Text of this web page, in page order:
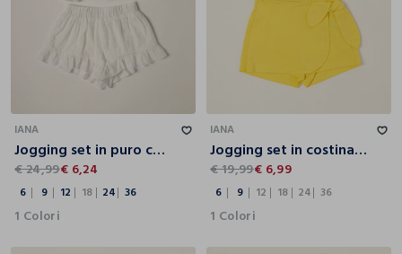
IANA
Jogging set in puro cotone IANA neonata
€ 24,99€ 6,24
6 9 12 18 24 36
1 Colori
IANA
Jogging set in costina di cotone stretch IANA
€ 19,99€ 6,99
6 9 12 18 24 36
1 Colori